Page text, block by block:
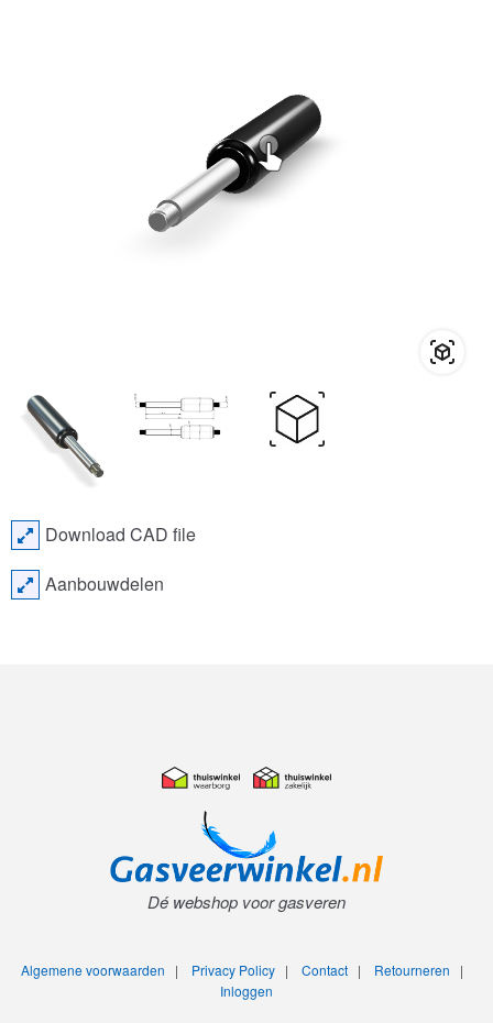
Download CAD file
Aanbouwdelen
Dé webshop voor gasveren
Algemene voorwaarden | Privacy Policy| Contact| Retourneren |
Inloggen